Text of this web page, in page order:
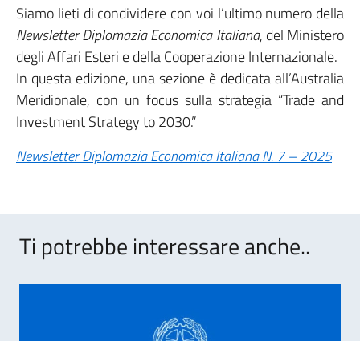
Siamo lieti di condividere con voi l’ultimo numero della
Newsletter Diplomazia Economica Italiana, del Ministero
degli Affari Esteri e della Cooperazione Internazionale.
In questa edizione, una sezione è dedicata all’Australia
Meridionale, con un focus sulla strategia “Trade and
Investment Strategy to 2030.”
Newsletter Diplomazia Economica Italiana N. 7 – 2025
Ti potrebbe interessare anche..